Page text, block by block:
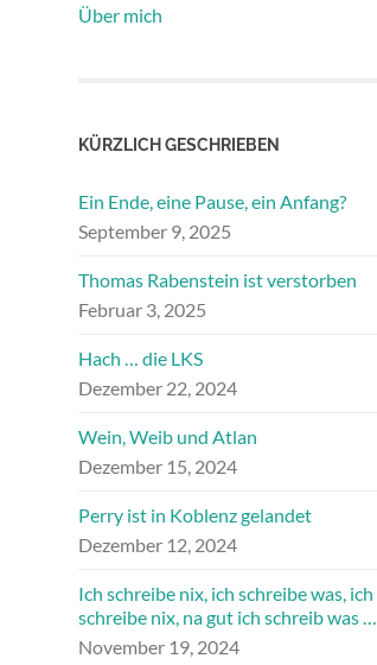
Über mich
KÜRZLICH GESCHRIEBEN
Ein Ende, eine Pause, ein Anfang?
September 9, 2025
Thomas Rabenstein ist verstorben
Februar 3, 2025
Hach … die LKS
Dezember 22, 2024
Wein, Weib und Atlan
Dezember 15, 2024
Perry ist in Koblenz gelandet
Dezember 12, 2024
Ich schreibe nix, ich schreibe was, ich
schreibe nix, na gut ich schreib was …
November 19, 2024